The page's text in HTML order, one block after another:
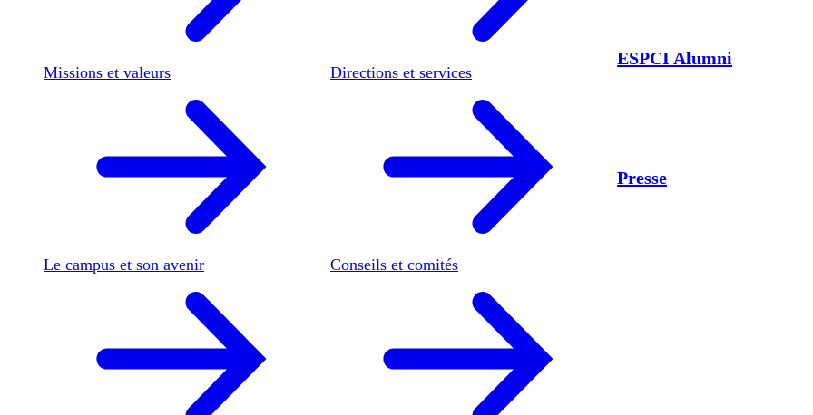
Missions et valeurs
Le campus et son avenir
Directions et services
Conseils et comités
ESPCI Alumni
Presse